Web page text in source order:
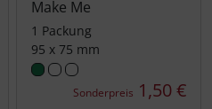
Make Me
1 Packung
95 x 75 mm
Sonderpreis 1,50 €